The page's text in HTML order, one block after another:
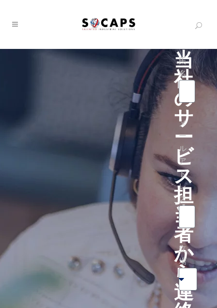
当
社
の
サ
ー
ビ
ス
担
当
者
か
ら
連
氏
名
メ
ー
ル
ア
ド
レ
ス
立
場